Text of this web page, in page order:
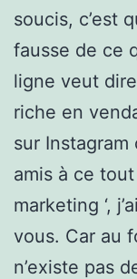
soucis, c’est
fausse de ce
ligne veut
riche en
sur Instagram
amis à ce
marketing ‘,
vous. Car au
n’existe pas